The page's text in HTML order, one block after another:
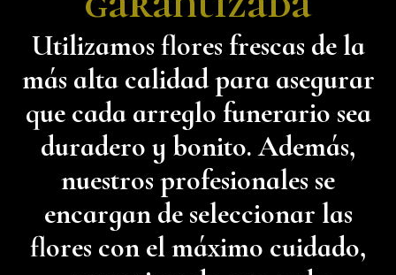
Utilizamos flores frescas de la
más alta calidad para asegurar
que cada arreglo funerario sea
duradero y bonito. Además,
nuestros profesionales se
encargan de seleccionar las
flores con el máximo cuidado,